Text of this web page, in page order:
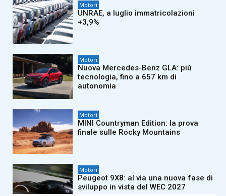
Motori
UNRAE, a luglio immatricolazioni
+3,9%
Motori
Nuova Mercedes-Benz GLA: più
tecnologia, fino a 657 km di
autonomia
Motori
MINI Countryman Edition: la prova
finale sulle Rocky Mountains
Motori
Peugeot 9X8: al via una nuova fase di
sviluppo in vista del WEC 2027